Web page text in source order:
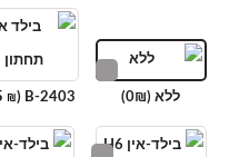
ללא (0₪) B-2403 (
₪